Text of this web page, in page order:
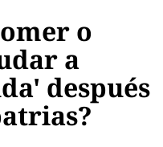
o
a
después